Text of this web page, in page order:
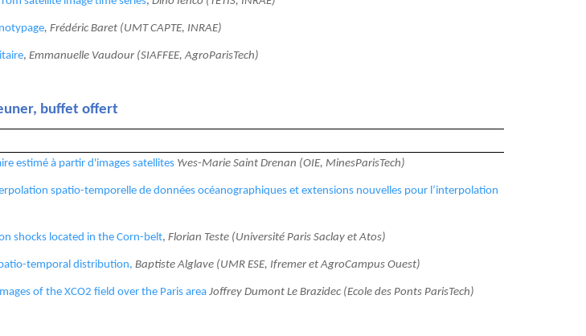
, Frédéric Baret (UMT CAPTE, INRAE)
, Emmanuelle Vaudour (SIAFFEE, AgroParisTech)
buffet offert
estimé à partir d'images satellites Yves-Marie Saint Drenan (OIE, MinesParisTech)
spatio-temporelle de données océanographiques et extensions nouvelles pour l’interpolation
shocks located in the Corn-belt, Florian Teste (Université Paris Saclay et Atos)
temporal distribution, Baptiste Alglave (UMR ESE, Ifremer et AgroCampus Ouest)
of the XCO2 field over the Paris area Joffrey Dumont Le Brazidec (Ecole des Ponts ParisTech)